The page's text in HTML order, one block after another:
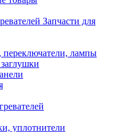
Запчасти для
переключатели, лампы
уплотнители